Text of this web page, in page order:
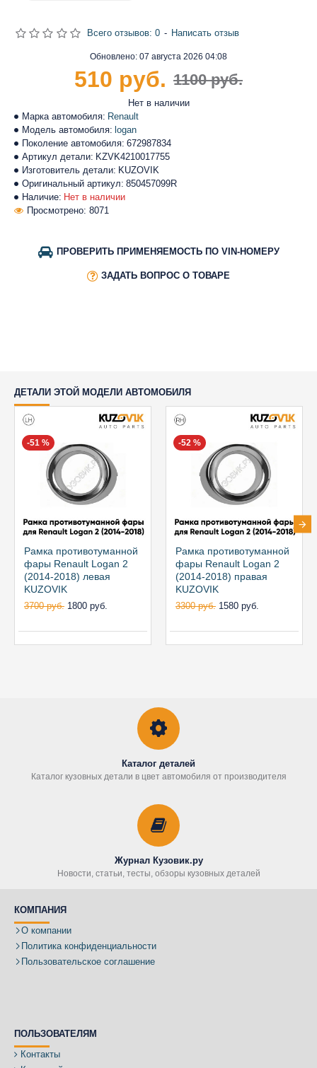
Наличие: Нет в наличии
Марка автомобиля: Renault
Модель автомобиля: logan
Поколение автомобиля: 672987834
Артикул детали: KZVK4210017755
Изготовитель детали: KUZOVIK
Оригинальный артикул: 850457099R
Просмотрено: 8071
Обновлено: 07 августа 2026 04:08
Нет в наличии
Всего отзывов: 0 - Написать отзыв
1100 руб.
510 руб.
ПРОВЕРИТЬ ПРИМЕНЯЕМОСТЬ ПО VIN-НОМЕРУ
ЗАДАТЬ ВОПРОС О ТОВАРЕ
ДЕТАЛИ ЭТОЙ МОДЕЛИ АВТОМОБИЛЯ
-51 %
Рамка противотуманной
фары Renault Logan 2
(2014-2018) левая
KUZOVIK
3700 руб. 1800 руб.
-52 %
Рамка противотуманной
фары Renault Logan 2
(2014-2018) правая
KUZOVIK
3300 руб. 1580 руб.
Каталог деталей
Каталог кузовных детали в цвет автомобиля от производителя
Журнал Кузовик.ру
Новости, статьи, тесты, обзоры кузовных деталей
КОМПАНИЯ
О компании
Политика конфиденциальности
Пользовательское соглашение
ПОЛЬЗОВАТЕЛЯМ
Контакты